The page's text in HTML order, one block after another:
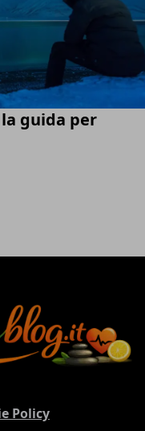
guida per
Policy